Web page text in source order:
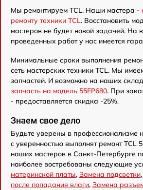
Мы ремонтируем TCL. Наши мастера -
ремонту техники TCL. Восстановить
мастеров не будет новой задачей. На
проведенных работ у нас имеется
Минимальные сроки выполнения
сеть мастерских техники TCL. Мы
запчастей. И возможно на наших
запчасть на модель 55EP680. При
- предоставляется скидка -25%.
Знаем свое дело
Будьте уверены в профессионализме
с уверенностью выполнят ремонт TCL
наших мастеров в Санкт-Петербурге
наиболее востребованы следующие
материнской платы, Замена подсветки,
после попадания влаги, Замена